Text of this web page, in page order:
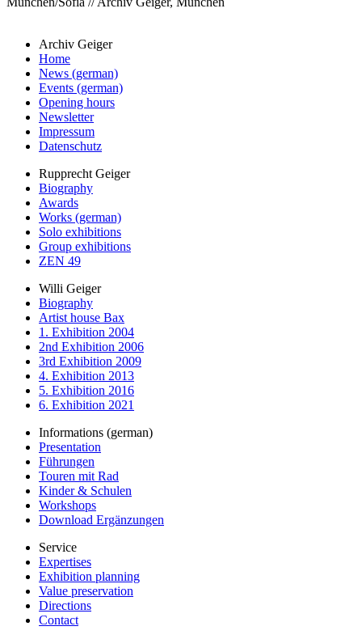
Archiv Geiger
Home
News (german)
Events (german)
Opening hours
Newsletter
Impressum
Datenschutz
Rupprecht Geiger
Biography
Awards
Works (german)
Solo exhibitions
Group exhibitions
ZEN 49
Willi Geiger
Biography
Artist house Bax
1. Exhibition 2004
2nd Exhibition 2006
3rd Exhibition 2009
4. Exhibition 2013
5. Exhibition 2016
6. Exhibition 2021
Informations (german)
Presentation
Führungen
Touren mit Rad
Kinder & Schulen
Workshops
Download Ergänzungen
Service
Expertises
Exhibition planning
Value preservation
Directions
Contact